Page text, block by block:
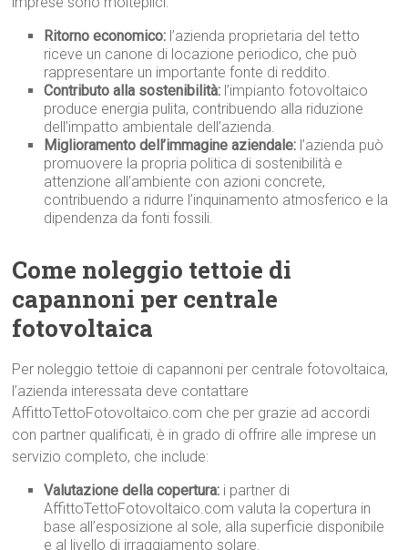
Ritorno economico: l’azienda proprietaria del tetto
riceve un canone di locazione periodico, che può
rappresentare un importante fonte di reddito.
Contributo alla sostenibilità: l’impianto fotovoltaico
produce energia pulita, contribuendo alla riduzione
dell’impatto ambientale dell’azienda.
Miglioramento dell’immagine aziendale: l’azienda può
promuovere la propria politica di sostenibilità e
attenzione all’ambiente con azioni concrete,
contribuendo a ridurre l’inquinamento atmosferico e la
dipendenza da fonti fossili.
Come noleggio tettoie di
capannoni per centrale
fotovoltaica
Per noleggio tettoie di capannoni per centrale fotovoltaica,
l’azienda interessata deve contattare
AffittoTettoFotovoltaico.com che per grazie ad accordi
con partner qualificati, è in grado di offrire alle imprese un
servizio completo, che include:
Valutazione della copertura: i partner di
AffittoTettoFotovoltaico.com valuta la copertura in
base all’esposizione al sole, alla superficie disponibile
e al livello di irraggiamento solare.